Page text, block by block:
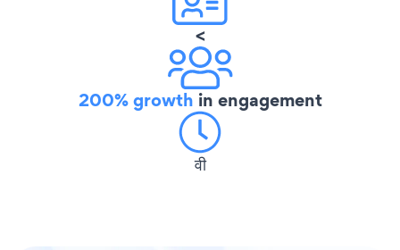
<
200% growth in engagement
वी